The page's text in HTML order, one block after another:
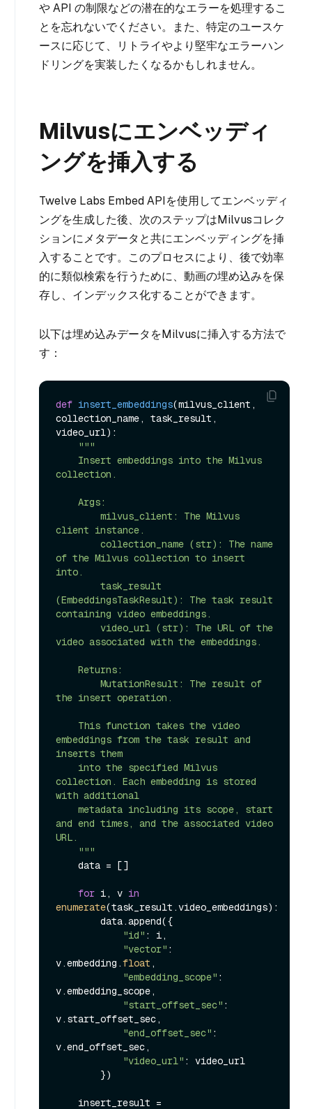
や API の制限などの潜在的なエラーを処理するこ
とを忘れないでください。また、特定のユースケ
ースに応じて、リトライやより堅牢なエラーハン
ドリングを実装したくなるかもしれません。
Milvusにエンベッディ
ングを挿入する
Twelve Labs Embed APIを使用してエンベッディ
ングを生成した後、次のステップはMilvusコレク
ションにメタデータと共にエンベッディングを挿
入することです。このプロセスにより、後で効率
的に類似検索を行うために、動画の埋め込みを保
存し、インデックス化することができます。
以下は埋め込みデータをMilvusに挿入する方法で
す：
def insert_embeddings(milvus_client,
collection_name, task_result,
video_url):
"""
collection.
client instance.
of the Milvus collection to insert
into.
(EmbeddingsTaskResult): The task result
containing video embeddings.
video associated with the embeddings.
the insert operation.
embeddings from the task result and
inserts them
collection. Each embedding is stored
with additional
and end times, and the associated video
URL.
    """
for i, v in
enumerate(task_result.video_embeddings):
"id" : i,
"vector" :
v.embedding.float ,
"embedding_scope" :
v.embedding_scope,
"start_offset_sec" :
v.start_offset_sec,
"end_offset_sec" :
v.end_offset_sec,
"video_url" : video_url